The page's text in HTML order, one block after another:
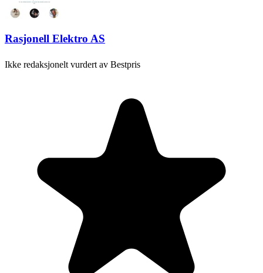
Rasjonell Elektro AS
Ikke redaksjonelt vurdert av Bestpris